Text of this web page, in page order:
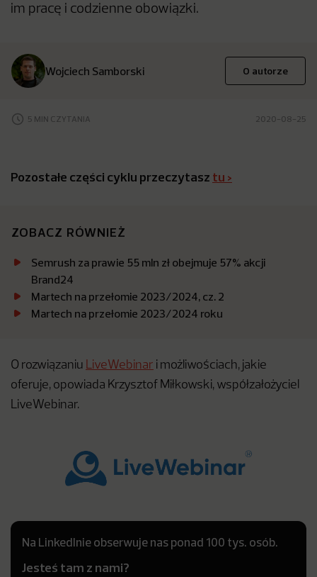
im pracę i codzienne obowiązki.
Wojciech Samborski O autorze
5 MIN CZYTANIA 2020-08-25
Pozostałe części cyklu przeczytasz tu >
ZOBACZ RÓWNIEŻ
Semrush za prawie 55 mln zł obejmuje 57% akcji
Brand24
Martech na przełomie 2023/2024, cz. 2
Martech na przełomie 2023/2024 roku
O rozwiązaniu LiveWebinar i możliwościach, jakie
oferuje, opowiada Krzysztof Miłkowski, współzałożyciel
LiveWebinar.
Na LinkedInie obserwuje nas ponad 100 tys. osób.
Jesteś tam z nami?